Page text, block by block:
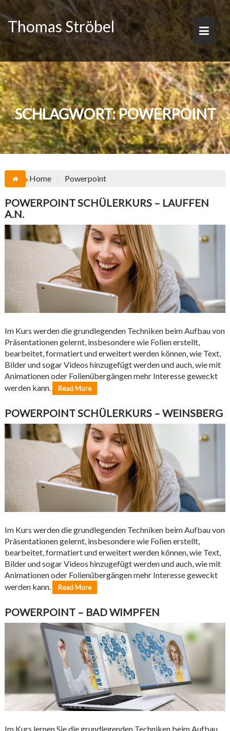
to
content
Thomas Ströbel
SCHLAGWORT:POWERPOINT
Home Powerpoint
POWERPOINT SCHÜLERKURS – LAUFFEN
A.N.
Im Kurs werden die grundlegenden Techniken beim Aufbau von
Präsentationen gelernt, insbesondere wie Folien erstellt,
bearbeitet, formatiert und erweitert werden können, wie Text,
Bilder und sogar Videos hinzugefügt werden und auch, wie mit
Animationen oder Folienübergängen mehr Interesse geweckt
werden kann.
Read More
POWERPOINT SCHÜLERKURS – WEINSBERG
Im Kurs werden die grundlegenden Techniken beim Aufbau von
Präsentationen gelernt, insbesondere wie Folien erstellt,
bearbeitet, formatiert und erweitert werden können, wie Text,
Bilder und sogar Videos hinzugefügt werden und auch, wie mit
Animationen oder Folienübergängen mehr Interesse geweckt
werden kann.
Read More
POWERPOINT – BAD WIMPFEN
Im Kurs lernen Sie die grundlegenden Techniken beim Aufbau